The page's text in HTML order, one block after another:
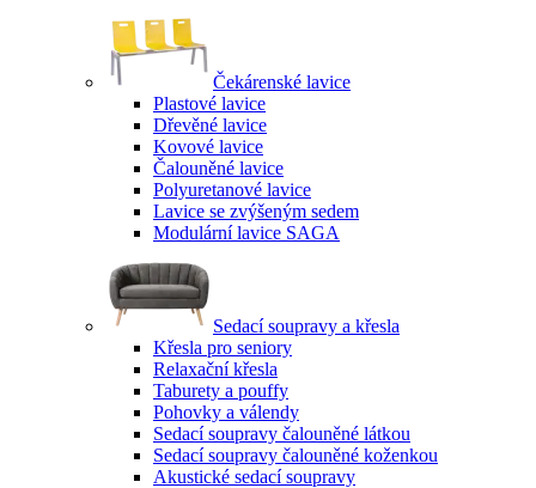
Čekárenské lavice
Plastové lavice
Dřevěné lavice
Kovové lavice
Čalouněné lavice
Polyuretanové lavice
Lavice se zvýšeným sedem
Modulární lavice SAGA
Sedací soupravy a křesla
Křesla pro seniory
Relaxační křesla
Taburety a pouffy
Pohovky a válendy
Sedací soupravy čalouněné látkou
Sedací soupravy čalouněné koženkou
Akustické sedací soupravy